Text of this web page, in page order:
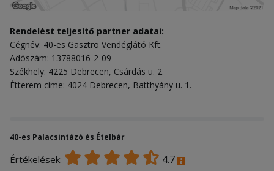
Rendelést teljesítő partner adatai:
Cégnév: 40-es Gasztro Vendéglátó Kft.
Adószám: 13788016-2-09
Székhely: 4225 Debrecen, Csárdás u. 2.
Étterem címe: 4024 Debrecen, Batthyány u. 1.
40-es Palacsintázó és Ételbár
Értékelések: 4.7